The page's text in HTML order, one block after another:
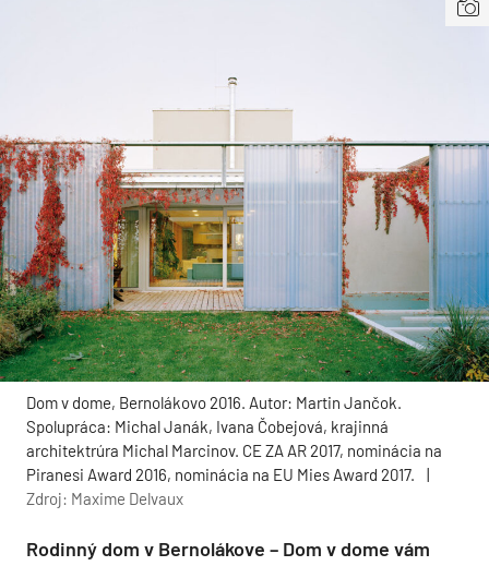
Dom v dome, Bernolákovo 2016. Autor: Martin Jančok.
Spolupráca: Michal Janák, Ivana Čobejová, krajinná
architektrúra Michal Marcinov. CE ZA AR 2017, nominácia na
Piranesi Award 2016, nominácia na EU Mies Award 2017.
|
Zdroj: Maxime Delvaux
Rodinný dom v Bernolákove – Dom v dome vám